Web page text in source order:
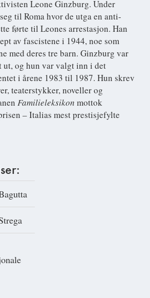
Leone Ginzburg. Under
til Roma hvor de utga en anti-
førte til Leones arrestasjon. Han
av fascistene i 1944, noe som
med deres tre barn. Ginzburg var
og hun var valgt inn i det
i årene 1983 til 1987. Hun skrev
teaterstykker, noveller og
Familieleksikon mottok
– Italias mest prestisjefylte